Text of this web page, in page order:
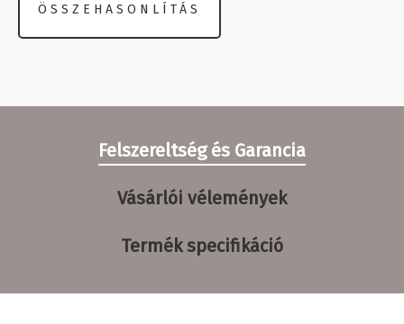
ÖSSZEHASONLÍTÁS
Felszereltség és Garancia
Vásárlói vélemények
Termék specifikáció